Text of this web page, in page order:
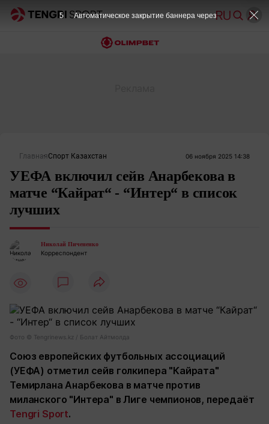
Главная Спорт Казахстан 06 ноября 2025 14:38
УЕФА включил сейв Анарбекова в
матче “Кайрат“ - “Интер“ в список
лучших
Николай Пичененко
Корреспондент
Фото ©️ Tengrinews.kz / Болат Айтмолда
Союз европейских футбольных ассоциаций
(УЕФА) отметил сейв голкипера "Кайрата"
Темирлана Анарбекова в матче против
миланского "Интера" в Лиге чемпионов, передаёт
Tengri Sport.
4 Автоматическое закрытие баннера через